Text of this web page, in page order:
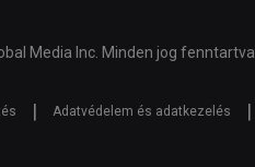
Media Inc. Minden jog fenntartva.
| Adatvédelem és adatkezelés |